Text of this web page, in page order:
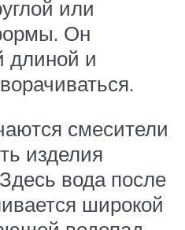
или
Он
длиной и
смесители
изделия
вода после
широкой